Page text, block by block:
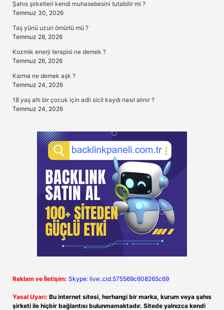
Şahıs şirketleri kendi muhasebesini tutabilir mi ?
Temmuz 30, 2026
Taş yünü uzun ömürlü mü ?
Temmuz 28, 2026
Kozmik enerji terapisi ne demek ?
Temmuz 26, 2026
Karma ne demek aşk ?
Temmuz 24, 2026
18 yaş altı bir çocuk için adli sicil kaydı nasıl alınır ?
Temmuz 24, 2026
Reklam ve İletişim: Skype: live:.cid.575569c608265c69
Yasal Uyarı: Bu internet sitesi, herhangi bir marka, kurum veya şahıs
şirketi ile hiçbir bağlantısı bulunmamaktadır. Sitede yalnızca kendi